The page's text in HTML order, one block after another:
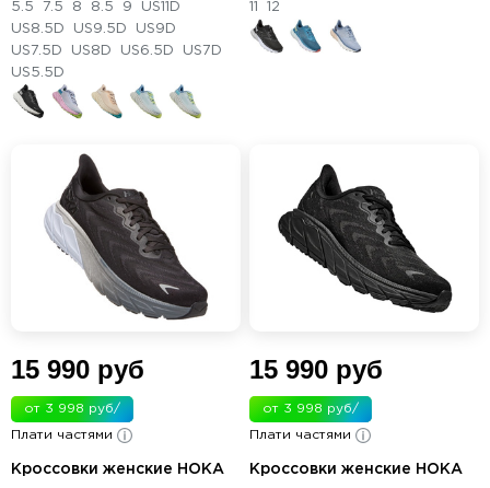
5.5 7.5 8 8.5 9
US11D
US8.5D
US9.5D
US9D
US7.5D
US8D US6.5D
US7D
US5.5D
11 12
15 990 руб
от 3 998 руб/
мес.
Плати частями
Кроссовки женские HOKA
15 990 руб
от 3 998 руб/
мес.
Плати частями
Кроссовки женские HOKA